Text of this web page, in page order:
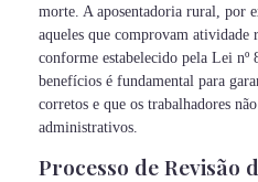
morte. A aposentadoria rural, por
aqueles que comprovam
conforme estabelecido pela Lei nº
benefícios é fundamental para
corretos e que os trabalhadores
administrativos.
Processo de Revisão